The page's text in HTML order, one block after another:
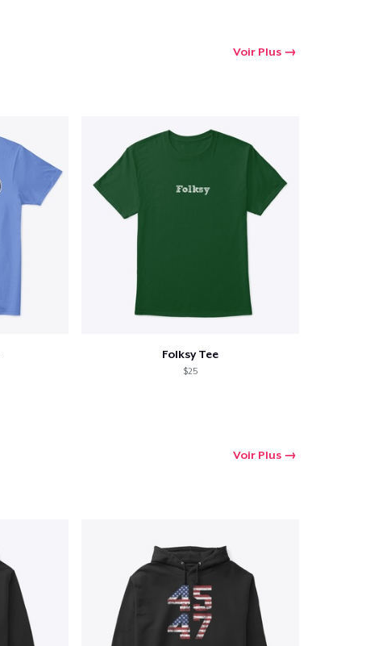
Voir Plus
Folksy Tee
$25
Voir Plus